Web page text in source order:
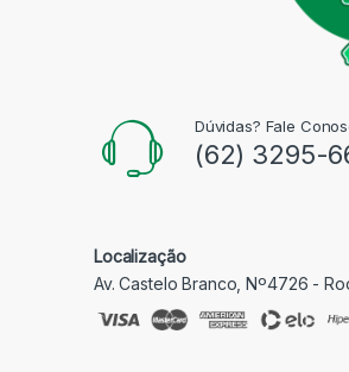
Dúvidas? Fale
(62) 3295-
Localização
Av. Castelo Branco, Nº4726 -